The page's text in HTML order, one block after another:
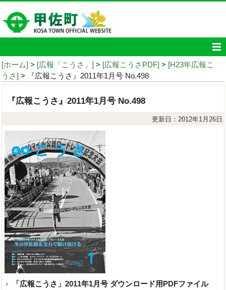
[ホーム] > [広報「こうさ」] > [広報こうさPDF] > [H23年広報こ
うさ] > 『広報こうさ』2011年1月号 No.498
『広報こうさ』2011年1月号 No.498
更新日：2012年1月26日
「広報こうさ」2011年1月号 ダウンロード用PDFファイル